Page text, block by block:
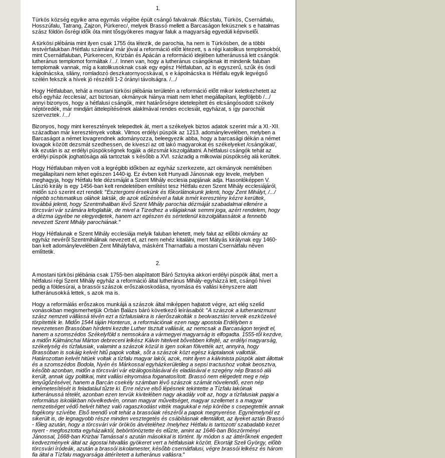
1.
Türkös község egyike ama egymás végébe épült csángó falvaknak /Bácsfalu, Türkös, Csernátfalu,
Hosszúfalu, Tatrang, Zajzon, Pürkerec/, melyek Brassó mellett a Barcaságon feküsznek s e hatalmas
szász földön ősrégi idők óta mint tősgyökeres magyar faluk a magyarság egyedüli képviselői.
A türkösi plébánia mint ilyen csak 1755 óta létezik, de parochia, ha nem is Türkösben, de a többi
testvérfalukban /Hétfalu számára/ már jóval a reformáció előtt létezett, s a régi katolikus templomokból,
mint Csernátfaluban, Pürkerecen, Krizbán és Apácán a reformáció idejében lutheránussá lett csángók
lutheránus templomot formáltak /.../. Innen van, hogy a lutheránus csángóknak itt mindenik faluban
templomaik vannak, míg a katolikusoknak csak egy egész Hétfaluban, az is egyszerű, szűk és ósdi
kápolnácska, silány, romladozó deszkatornyocskával, s e kápolnácska is Hétfalu egyik legvégső
szélén fekszik a hívek jó részétől 1-2 órányi távolságra. /.../
Hogy Hétfaluban, tehát a mostani türkösi plébánia területén a reformáció előtt mikor keletkezhetett az
első egyház /ecclesia/, azt biztosan, okmányok hiánya miatt nem lehet megállapítani, legföljebb /.../
annyi bizonyos, hogy a hétfalusi csángók, mint határőrségre idetelepített és elcsángósodott székely
néptöredék, már mindjárt áttelepítésének alaklmával rendes ecclesiát, egyházat, s így parochiát
szerveztek. /.../
Bizonyos, hogy mint keresztények telepedtek át, mert a székelyek biztos adatok szerint már a XI.-XII.
században már keresztények voltak. Vilmos erdélyi püspök az 1213. adománylevelében, melyben a
Barcaságot a német lovagrendnek adományozza, beleegyezik abba, hogy a barcasági dékán a német
lovagok között dezsmát szedhessen, de kiveszi az ott lakó magyarokat és székelyeket /csángókat/,
kik ezután is az erdélyi püspökségnek fogják a dézsmát kiszolgáltatni. A hétfalusi csángók tehát az
erdélyi püspök joghatósága alá tartoztak s később a XVI. századig a milkowiai püspökség alá kerültek.
Hogy Hétfaluban milyen volt a legrégibb időkben az egyház szerkezete, azt okmányok nemlétében
megállapítani nem lehet egészen 1440-ig. Ez évben kelt Hunyadi Jánosnak egy levele, melyben
meghagyja, hogy Hétfalu fele dézsmáját a Szent Mihály ecclesia papjának adja. Hasonlóképpen V.
László király is egy 1456-ban kelt rendeletében említést tesz Hétfalu ezen Szent Mihály ecclesiájáról,
midőn szó szerint ezt rendeli: "Esztergomi érsekünk és főkorlátnokunk jelenti, hogy Zent Mihályt, /.../
régebb schismatikus oláhok lakták, de azok elűzésével a faluk ismét keresztény kézre kerültek,
továbbá jelenti, hogy Szentmihaliban lévő Szent Mihály parochia dézmáját szabadalmai ellenére a
törcsvári vár számára lefoglalták, de mivel a Tizedhez a világiaknak semmi joga, azért rendelem, hogy
a dézma ügyébe ne elegyedjetek, hanem azt egészen és sértetlenül kiszolgáltassátok a fennebb
nevezett Szent Mihály parochiának. "
Hogy Hétfalunak e Szent Mihály ecclesiája melyik faluban lehetett, mely falut az előbbi okmány az
egyház nevéről Szentmihálinak nevezett el, azt nem nehéz kitalálni, mert Mátyás királynak egy 1460-
ban kelt adománylevelében Zent Mihályfalva, másként Tharnatfalu a mostani Csernátfalu néven
említtetik.
2.
A mostani türkösi plébánia csak 1755-ben alapíttatott Báró Sztoyka akkori erdélyi püspök által, mert a
hétfalusi régi Szent Mihály egyház a reformáció által lutheránus Mihály-egyházzá lett, csángó hívei
pedig a földesúrai, a brassói szászok erőszakoskodása, nyomása és vallási kényszere alatt
lutheránusokká lettek, s azok ma is.
Hogy a reformálás erőszakos munkájá a szászok által miképpen hajtatott végre, azt elég szelíd
vonásokban megismerhetjük Orbán Balázs báró következő leírásaiból: "A szászok a lutheranizmust
szász nemzeti vállássá tévén ezt a tízfalusiakra is ráerőszakolták s beolvasztási terveik eszközeivé
törpítették le. Midőn 1544 táján Honterus, a reformációnak ezen nagy apostola Erdélyben s
nevezetesen Brassóban hírdetni kezdte Luther tisztult vallását, az nemcsak a Barcaságon terjedt el,
hanem a szomszédos Székelyföld s nemsokára a vármegyei magyarság is elfogadta. 1555-től kezdve,
a midőn Kálmánchai Márton debreceni lelkész Kálvin hitelveit bővebben kifejté, az erdélyi magyarság,
székelység és tízfalusiak, valamint a szászok közül is igen sokan fölvették azt, annyira, hogy
Brassóban is sokáig kelvét hitű papok voltak, sőt a szászok közt egész káptalanok vallották.
Határozottan kelvét hitüek voltak a tízfalu magyar lakói, azok, mint ilyen a kálvinista püspök alatt állottak
és a szomszédos Bodola, Nyén és Márkossal egyházkerületileg a sepsi tractushoz voltak beosztva,
később azonban, midőn a törcsvári vár elzálogosításával és eladásával e szegény nép Brassó alá
került, annak úgy politikai, mint vallási elnyomása foganatosított. Brassó nem elégedett meg e nép
lenyűgőzésével, hanem a Barcán csekély számban lévő szászok számát növelendő, ezen nép
elnémetesítését is feladatául tűzte ki. Erre nézve első lépésnek tekintette a Tízfalu lakóinak
lutheránussá tételét, azonban ezen tervük kivitelében nagy akadály volt az, hogy a tízfalusiak papjai a
református iskolákban növelkedvén, onnan magyar műveltséget, magyar szellemet s a magyar
nemzetiséget védő helvét hithez való ragaszkodást vitték magukkal e nép körébe s csepegtették annak
fogékony szívébe. Első teendő volt tehát a brassóiak részéről a papok megnyerése. Egynémelynél ez
sikerült is, de legnagyobb része minden vesztegetés és csábításnak ellentállott, az ilyeket aztán Brassó
- főleg azután, hogy a törcsvári vár örökös átvételéhez /melyhez Hétfalu is tartozott/ szabadabb kezet
nyert - megfosztotta egyházaiktól, bebörtönöztette és elűzte, amint az 1646-ban Böszörményi
Jánossal, 1668-ban Krizbai Tamással s azután másokkal is történt. Ily módon s az áttérőknek engedett
kedvezmények által az ágostai hitvallás gyökeret vert a hétfalusiak között. Ekortájt Szeli György, előbb
törcsvári íródeák, azután a brassói iskolamester, később csernátfalusi, végre brassói lelkész és három
fia által a Tízfalu magyarsága áttérítetett a lutheránus vallásra. "